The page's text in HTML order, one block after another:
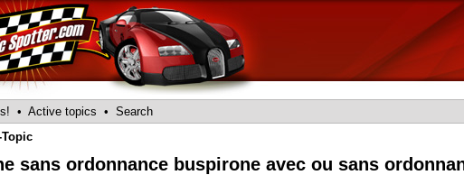
• Active topics • Search
sans ordonnance buspirone avec ou sans